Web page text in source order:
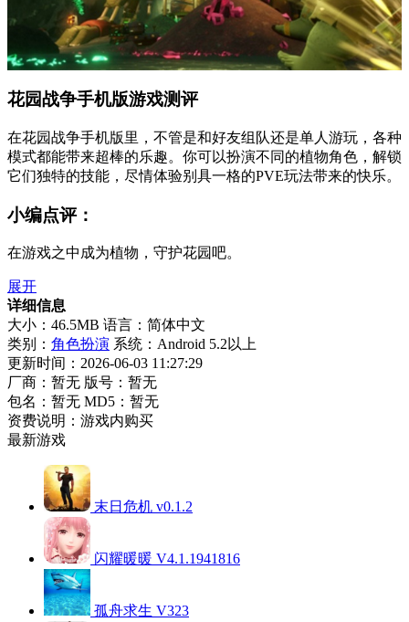
花园战争手机版游戏测评
在花园战争手机版里，不管是和好友组队还是单人游玩，各种
模式都能带来超棒的乐趣。你可以扮演不同的植物角色，解锁
它们独特的技能，尽情体验别具一格的PVE玩法带来的快乐。
小编点评：
在游戏之中成为植物，守护花园吧。
展开
详细信息
大小：46.5MB 语言：简体中文
类别： 角色扮演 系统：Android 5.2以上
更新时间：2026-06-03 11:27:29
厂商：暂无 版号：暂无
包名：暂无 MD5：暂无
资费说明：游戏内购买
最新游戏
末日危机 v0.1.2
闪耀暖暖 V4.1.1941816
孤舟求生 V323